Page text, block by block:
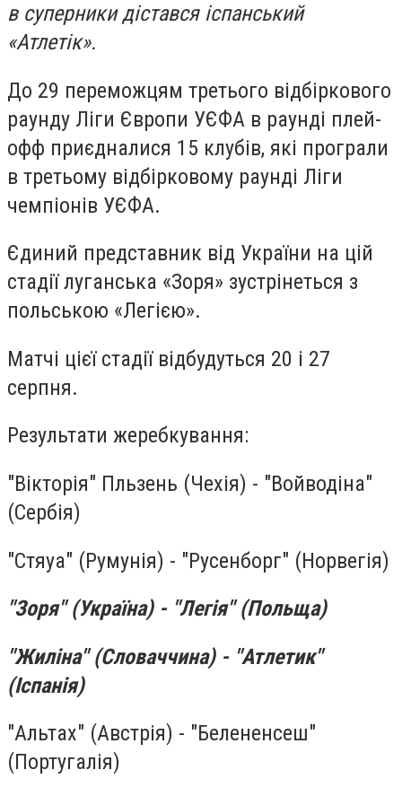
в суперники дістався іспанський
«Атлетік».
До 29 переможцям третього відбіркового
раунду Ліги Європи УЄФА в раунді плей-
офф приєдналися 15 клубів, які програли
в третьому відбірковому раунді Ліги
чемпіонів УЄФА.
Єдиний представник від України на цій
стадії луганська «Зоря» зустрінеться з
польською «Легією».
Матчі цієї стадії відбудуться 20 і 27
серпня.
Результати жеребкування:
"Вікторія" Пльзень (Чехія) - "Войводіна"
(Сербія)
"Стяуа" (Румунія) - "Русенборг" (Норвегія)
"Зоря" (Україна) - "Легія" (Польща)
"Жиліна" (Словаччина) - "Атлетик"
(Іспанія)
"Альтах" (Австрія) - "Белененсеш"
(Португалія)